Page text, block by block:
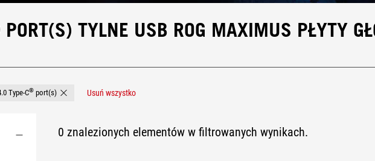
TYLNE USB ROG MAXIMUS PŁYTY
Maximus
Type-C®port(s) Remove USB 4.0 Type-C® port(s)
Usuń wszystko
0 znalezionych elementów w filtrowanych wynikach.